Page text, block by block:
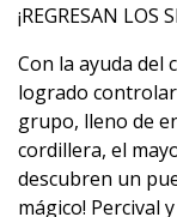
¡REGRESAN LOS
Con la ayuda del
logrado controlar
grupo, lleno de
cordillera, el
descubren un
mágico! Percival